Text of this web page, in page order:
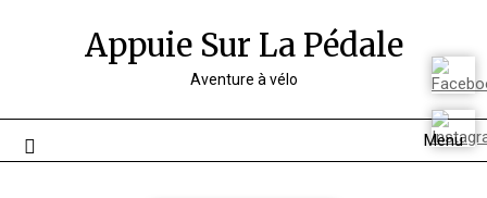
Appuie Sur La Pédale
Aventure à vélo
Menu